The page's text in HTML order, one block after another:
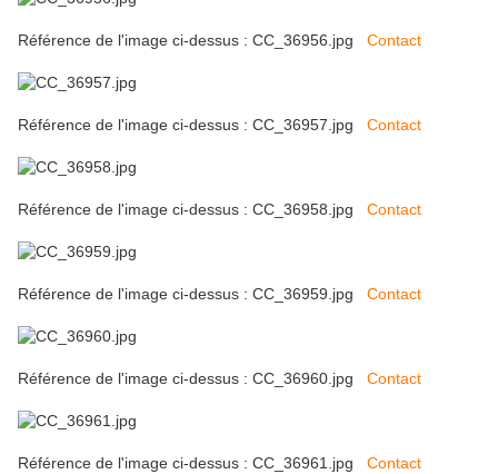
Référence de l'image ci-dessus : CC_36956.jpg Contact
Référence de l'image ci-dessus : CC_36957.jpg Contact
Référence de l'image ci-dessus : CC_36958.jpg Contact
Référence de l'image ci-dessus : CC_36959.jpg Contact
Référence de l'image ci-dessus : CC_36960.jpg Contact
Référence de l'image ci-dessus : CC_36961.jpg Contact